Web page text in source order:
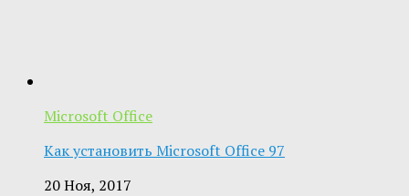
Microsoft Office
Как установить Microsoft Office 97
20 Ноя, 2017